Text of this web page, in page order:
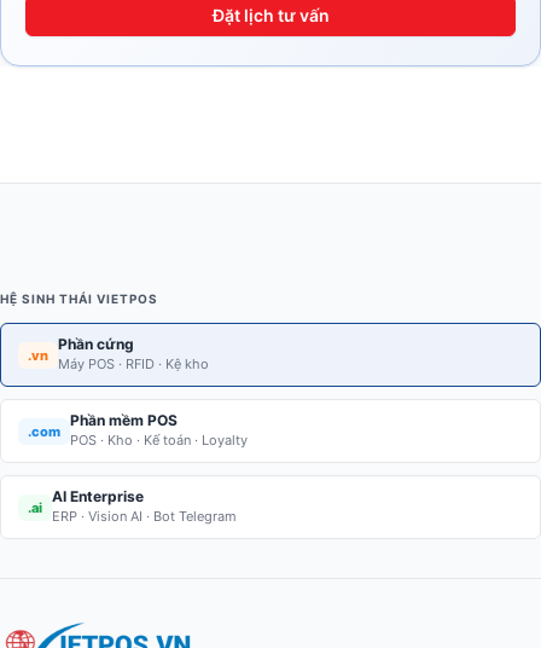
Đặt lịch tư vấn
HỆ SINH THÁI VIETPOS
.vn
Phần cứng
Máy POS · RFID · Kệ kho
.com
Phần mềm POS
POS · Kho · Kế toán · Loyalty
.ai
AI Enterprise
ERP · Vision AI · Bot Telegram